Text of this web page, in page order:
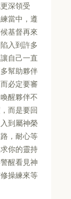
深領受
當中，遵
基督再來
入到許多
自己一直
幫助夥伴
必定要審
醒夥伴不
而是要回
到屬神榮
，耐心等
你的靈持
醒看見神
操練來等